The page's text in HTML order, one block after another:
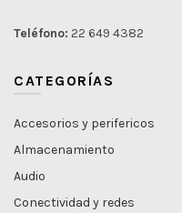
Teléfono: 22 649 4382
CATEGORÍAS
Accesorios y perifericos
Almacenamiento
Audio
Conectividad y redes